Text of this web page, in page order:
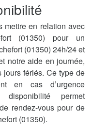
mettre en relation avec
(01350) pour un
(01350) 24h/24 et
notre aide en journée,
fériés. Ce type de
en cas d’urgence
permet
rendez-vous pour de
(01350).